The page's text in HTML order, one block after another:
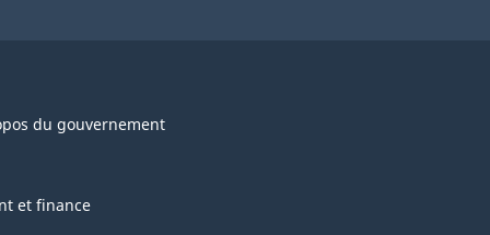
du gouvernement
et finance